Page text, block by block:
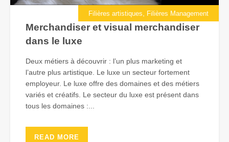
Filières artistiques Filières Management
Merchandiser et visual merchandiser
dans le luxe
Deux métiers à découvrir : l’un plus marketing et
l’autre plus artistique. Le luxe un secteur fortement
employeur. Le luxe offre des domaines et des métiers
variés et créatifs. Le secteur du luxe est présent dans
tous les domaines :...
READ MORE